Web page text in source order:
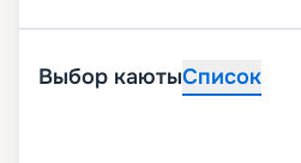
Выбор каютыСписок